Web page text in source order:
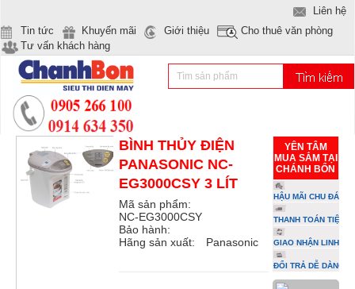
Liên hệ
Tin tức
Khuyến mãi Giới thiệu
Cho thuê văn phòng
Tư vấn khách hàng
BÌNH THỦY ĐIỆN
PANASONIC NC-
EG3000CSY 3 LÍT
Mã sản phẩm:
NC-EG3000CSY
Bảo hành:
Hãng sản xuất:
Panasonic
YÊN TÂM
MUA SẮM TẠI
CHÁNH BỔN
HẬU MÃI CHU ĐÁO
THANH TOÁN TIỆN
GIAO NHẬN LINH
ĐỔI TRẢ DỄ DÀNG